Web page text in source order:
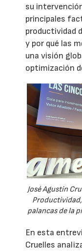
su
principales
productividad
y por qué las
una visión
optimización
José Agustín
palancas de la
En esta
Cruelles